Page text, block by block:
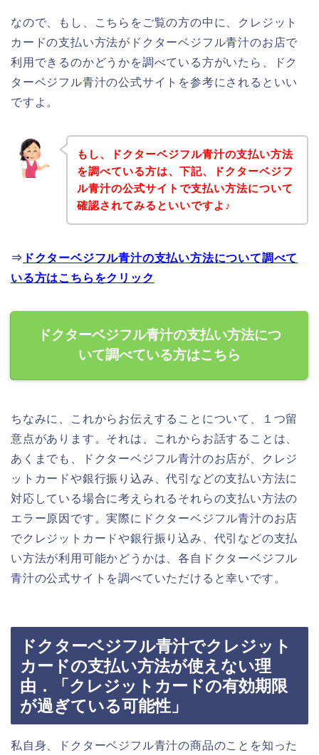
なので、もし、こちらをご覧の方の中に、クレジット
カードの支払い方法がドクターベジフル青汁のお店で
利用できるのかどうかを調べている方がいたら、ドク
ターベジフル青汁の公式サイトを参考にされるといい
ですよ。
もし、ドクターベジフル青汁の支払い方法
を調べている方は、下記、ドクターベジフ
ル青汁の公式サイトで支払い方法について
確認されてみるといいですよ♪
⇒ ドクターベジフル青汁の支払い方法について調べて
いる方はこちらをクリック
ドクターベジフル青汁の支払い方法につ
いて調べている方はこちら
ちなみに、これからお伝えすることについて、１つ留
意点があります。それは、これからお話することは、
あくまでも、ドクターベジフル青汁のお店が、クレジ
ットカードや銀行振り込み、代引などの支払い方法に
対応している場合に考えられるそれらの支払い方法の
エラー原因です。実際にドクターベジフル青汁のお店
でクレジットカードや銀行振り込み、代引などの支払
い方法が利用可能かどうかは、各自ドクターベジフル
青汁の公式サイトを調べていただけると幸いです。
ドクターベジフル青汁でクレジット
カードの支払い方法が使えない理
由．「クレジットカードの有効期限
が過ぎている可能性」
私自身、ドクターベジフル青汁の商品のことを知った